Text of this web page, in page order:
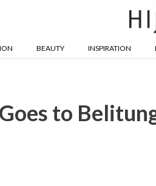
BEAUTY INSPIRATION
to